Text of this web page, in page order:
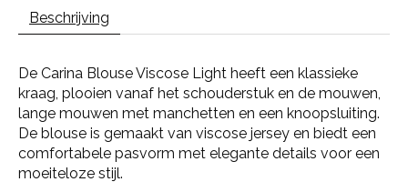
Beschrijving
De Carina Blouse Viscose Light heeft een klassieke
kraag, plooien vanaf het schouderstuk en de mouwen,
lange mouwen met manchetten en een knoopsluiting.
De blouse is gemaakt van viscose jersey en biedt een
comfortabele pasvorm met elegante details voor een
moeiteloze stijl.